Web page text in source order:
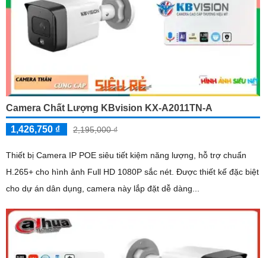
Camera Chất Lượng KBvision KX-A2011TN-A
1,426,750 ₫ 2,195,000 ₫
Thiết bị Camera IP POE siêu tiết kiệm năng lượng, hỗ trợ chuẩn
H.265+ cho hình ảnh Full HD 1080P sắc nét. Được thiết kế đặc biệt
cho dự án dân dụng, camera này lắp đặt dễ dàng...